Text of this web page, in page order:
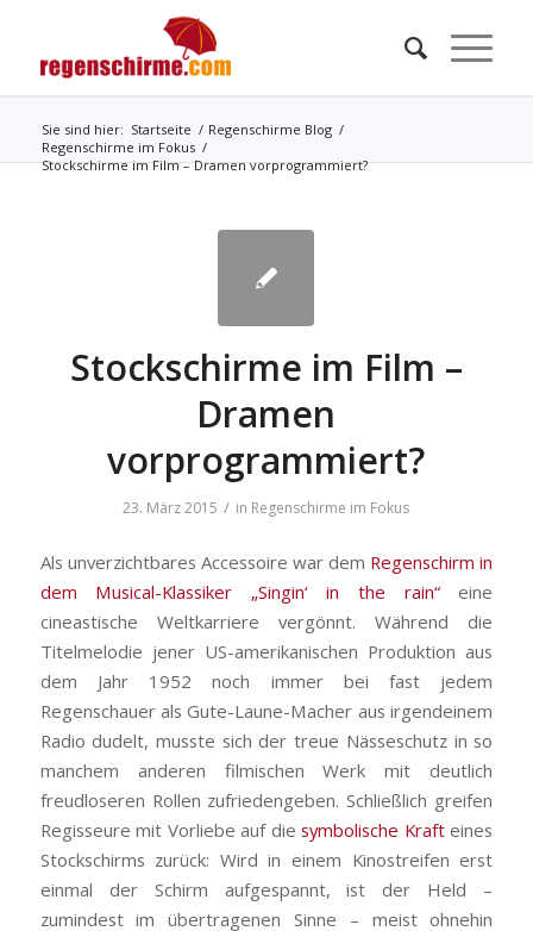
Sie sind hier: Startseite / Regenschirme Blog /
Regenschirme im Fokus /
Stockschirme im Film – Dramen vorprogrammiert?
Stockschirme im Film –
Dramen
vorprogrammiert?
23. März 2015 / in Regenschirme im Fokus
Als unverzichtbares Accessoire war dem Regenschirm in
dem Musical-Klassiker „Singin‘ in the rain“eine
cineastische Weltkarriere vergönnt. Während die
Titelmelodie jener US-amerikanischen Produktion aus
dem Jahr 1952 noch immer bei fast jedem
Regenschauer als Gute-Laune-Macher aus irgendeinem
Radio dudelt, musste sich der treue Nässeschutz in so
manchem anderen filmischen Werk mit deutlich
freudloseren Rollen zufriedengeben. Schließlich greifen
Regisseure mit Vorliebe auf diesymbolische Krafteines
Stockschirms zurück: Wird in einem Kinostreifen erst
einmal der Schirm aufgespannt, ist der Held –
zumindest im übertragenen Sinne – meist ohnehin